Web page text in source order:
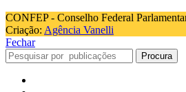
CONFEP - Conselho Federal
Criação: Agência Vanelli
Fechar
Procura